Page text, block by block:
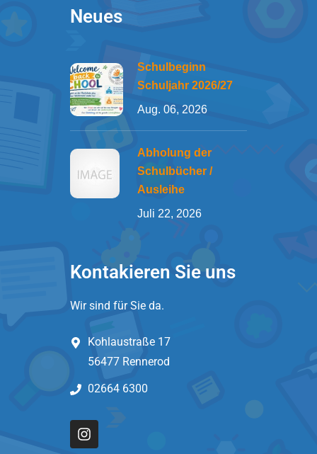
Neues
Schulbeginn
Schuljahr 2026/27
Aug. 06, 2026
Abholung der
Schulbücher /
Ausleihe
Juli 22, 2026
Kontakieren Sie uns
Wir sind für Sie da.
Kohlaustraße 17
56477 Rennerod
02664 6300